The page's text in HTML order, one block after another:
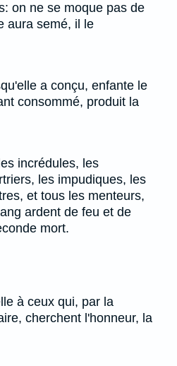
on ne se moque pas de
aura semé, il le
a conçu, enfante le
consommé, produit la
incrédules, les
les impudiques, les
et tous les menteurs,
ardent de feu et de
mort.
à ceux qui, par la
cherchent l'honneur, la